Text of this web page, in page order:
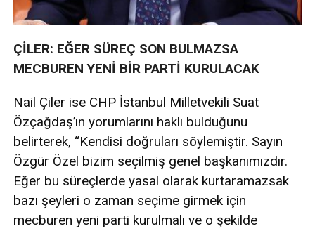
ÇİLER: EĞER SÜREÇ SON BULMAZSA
MECBUREN YENİ BİR PARTİ KURULACAK
Nail Çiler ise CHP İstanbul Milletvekili Suat
Özçağdaş’ın yorumlarını haklı bulduğunu
belirterek, “Kendisi doğruları söylemiştir. Sayın
Özgür Özel bizim seçilmiş genel başkanımızdır.
Eğer bu süreçlerde yasal olarak kurtaramazsak
bazı şeyleri o zaman seçime girmek için
mecburen yeni parti kurulmalı ve o şekilde